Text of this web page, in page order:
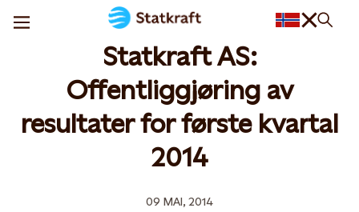
Statkraft AS:
Offentliggjøring av
resultater for første kvartal
2014
09 MAI, 2014